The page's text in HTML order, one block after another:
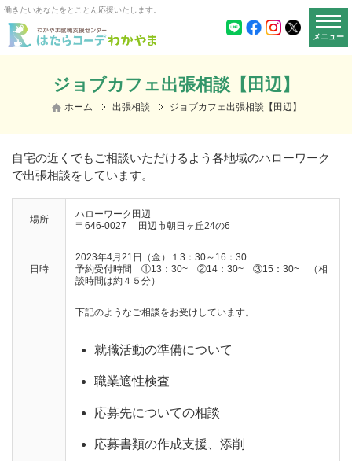
働きたいあなたをとことん応援いたします。
メニュー
ジョブカフェ出張相談【田辺】
ホーム 出張相談 ジョブカフェ出張相談【田辺】
自宅の近くでもご相談いただけるよう各地域のハローワーク
で出張相談をしています。
場所
ハローワーク田辺
〒646-0027
田辺市朝日ヶ丘24の6
日時
2023年4月21日（金）１3：30～16：30
予約受付時間 ①13：30~ ②14：30~ ③15：30~ （相
談時間は約４５分）
下記のようなご相談をお受けしています。
就職活動の準備について
職業適性検査
応募先についての相談
応募書類の作成支援、添削